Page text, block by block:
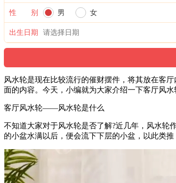
性 别 男 女
出生日期
风水轮是现在比较流行的催财摆件，将其放在客
面的内容。今天，小编就为大家介绍一下客厅风水
客厅风水轮——风水轮是什么
不知道大家对于风水轮是否了解?近几年，风水轮
的小盆水满以后，便会流下下层的小盆，以此类推